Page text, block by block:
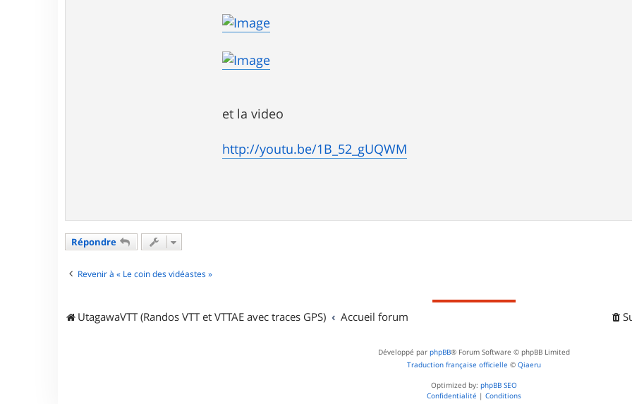
et la video
http://youtu.be/1B_52_gUQWM
Répondre
Revenir à « Le coin des vidéastes »
UtagawaVTT (Randos VTT et VTTAE avec traces GPS) Accueil forum
Développé par phpBB® Forum Software © phpBB Limited
Traduction française officielle © Qiaeru
Optimized by: phpBB SEO
Confidentialité | Conditions